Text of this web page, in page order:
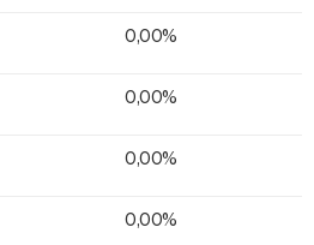
0,00%
0,00%
0,00%
0,00%